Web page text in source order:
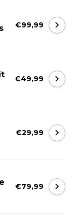
€99,99
€49,99
€29,99
€79,99